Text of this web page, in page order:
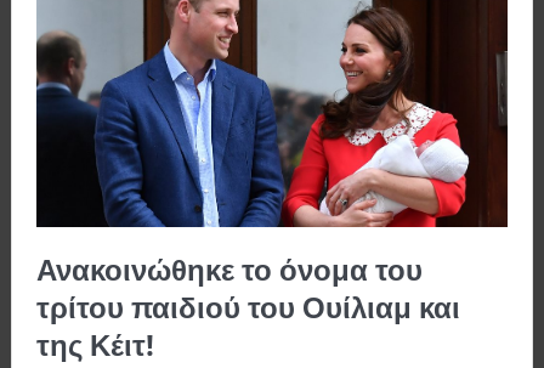
Ανακοινώθηκε το όνομα του
τρίτου παιδιού του Ουίλιαμ και
της Κέιτ!